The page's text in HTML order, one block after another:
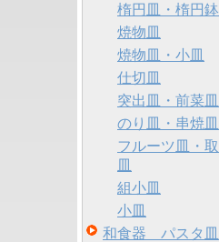
楕円皿・楕円鉢
焼物皿
焼物皿・小皿
仕切皿
突出皿・前菜皿
のり皿・串焼皿
フルーツ皿・取
皿
組小皿
小皿
和食器 パスタ皿